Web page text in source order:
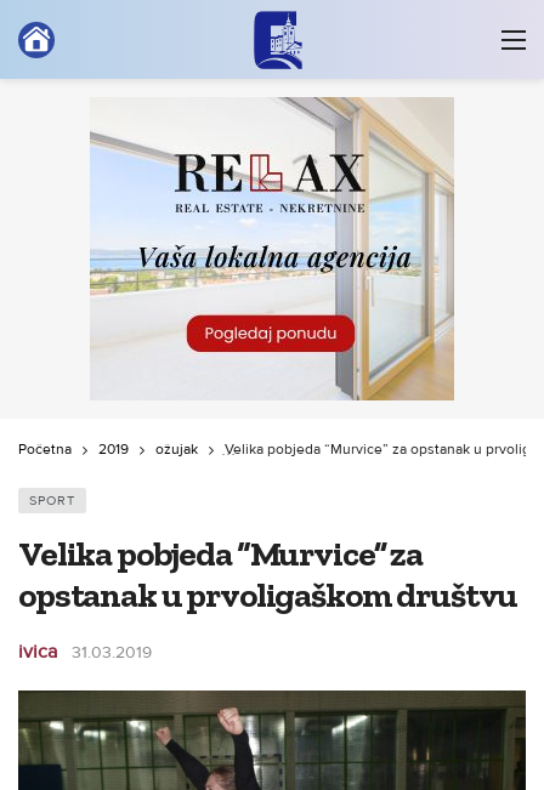
Početna 2019 ožujak Velika pobjeda “Murvice” za opstanak u
SPORT
Velika pobjeda “Murvice” za
opstanak u prvoligaškom društvu
ivica 31.03.2019